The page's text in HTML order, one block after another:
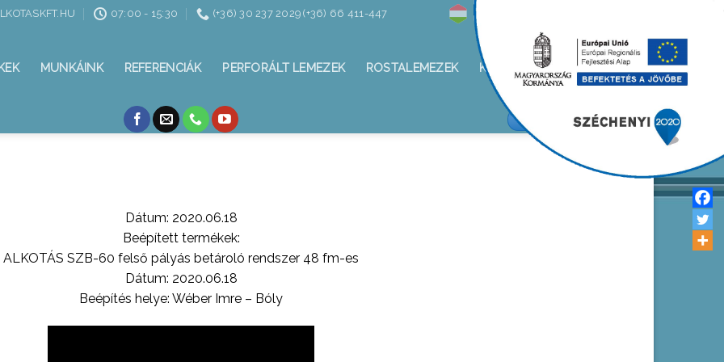
07:00 - 15:30 (+36) 30 237 2029 (+36) 66 411-447
MUNKÁINK REFERENCIÁK PERFORÁLT LEMEZEK ROSTALEMEZEK KAPCSOLAT
ALKOTÁS KFT/FACEBOOK
Dátum: 2020.06.18
Beépített termékek:
ALKOTÁS SZB-60 felső pályás betároló rendszer 48 fm-es
Dátum: 2020.06.18
Beépítés helye: Wéber Imre – Bóly